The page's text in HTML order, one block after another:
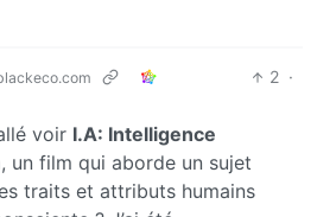
2 ·
voir I.A: Intelligence
un film qui aborde un sujet
traits et attributs humains